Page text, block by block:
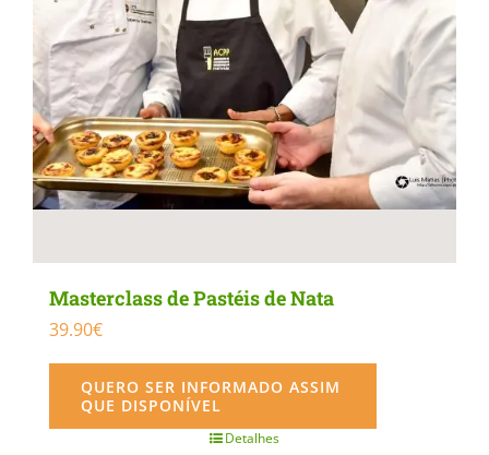
Masterclass de Pastéis de Nata
39.90€
QUERO SER INFORMADO ASSIM
QUE DISPONÍVEL
Detalhes